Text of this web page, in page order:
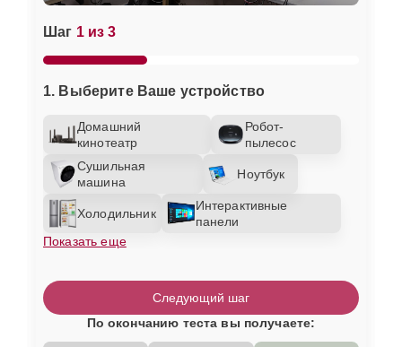
Шаг 1 из 3
1. Выберите Ваше устройство
Домашний
кинотеатр
Робот-
пылесос
Сушильная
машина
Ноутбук
Холодильник
Интерактивные
панели
Показать еще
Следующий шаг
По окончанию теста вы получаете: